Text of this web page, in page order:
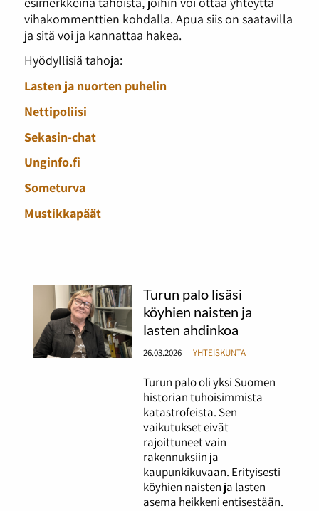
vihakommenttien kohdalla. Apua siis on saatavilla
ja sitä voi ja kannattaa hakea.
Hyödyllisiä tahoja:
Lasten ja nuorten puhelin
Nettipoliisi
Sekasin-chat
Unginfo.fi
Someturva
Mustikkapäät
Turun palo lisäsi
köyhien naisten ja
lasten ahdinkoa
26.03.2026 YHTEISKUNTA
Turun palo oli yksi Suomen
historian tuhoisimmista
katastrofeista. Sen
vaikutukset eivät
rajoittuneet vain
rakennuksiin ja
kaupunkikuvaan. Erityisesti
köyhien naisten ja lasten
asema heikkeni entisestään.